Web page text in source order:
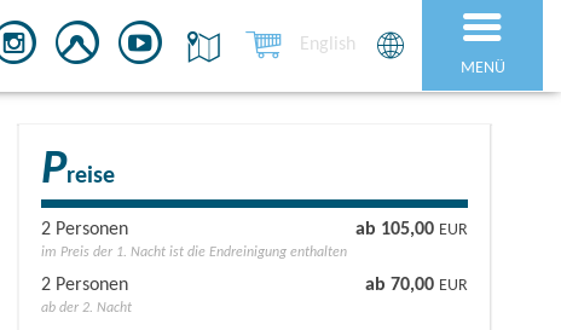
MENÜ
English
Preise
2 Personen ab 105,00 EUR
im Preis der 1. Nacht ist die Endreinigung enthalten
2 Personen ab 70,00 EUR
ab der 2. Nacht